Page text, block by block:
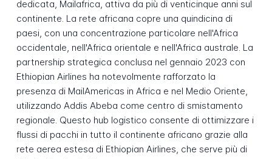
dedicata, Mailafrica, attiva da più di venticinque anni sul
continente. La rete africana copre una quindicina di
paesi, con una concentrazione particolare nell'Africa
occidentale, nell'Africa orientale e nell'Africa australe. La
partnership strategica conclusa nel gennaio 2023 con
Ethiopian Airlines ha notevolmente rafforzato la
presenza di MailAmericas in Africa e nel Medio Oriente,
utilizzando Addis Abeba come centro di smistamento
regionale. Questo hub logistico consente di ottimizzare i
flussi di pacchi in tutto il continente africano grazie alla
rete aerea estesa di Ethiopian Airlines, che serve più di